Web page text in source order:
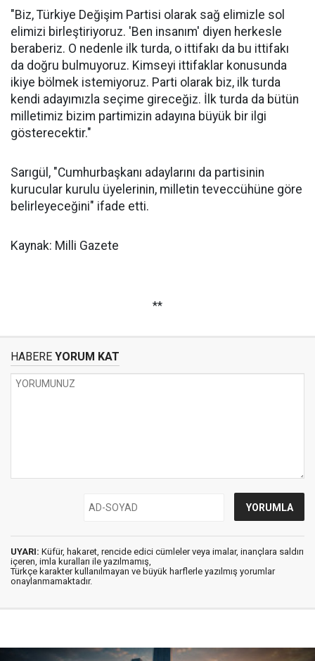
"Biz, Türkiye Değişim Partisi olarak sağ elimizle sol
elimizi birleştiriyoruz. 'Ben insanım' diyen herkesle
beraberiz. O nedenle ilk turda, o ittifakı da bu ittifakı
da doğru bulmuyoruz. Kimseyi ittifaklar konusunda
ikiye bölmek istemiyoruz. Parti olarak biz, ilk turda
kendi adayımızla seçime gireceğiz. İlk turda da bütün
milletimiz bizim partimizin adayına büyük bir ilgi
gösterecektir."
Sarıgül, "Cumhurbaşkanı adaylarını da partisinin
kurucular kurulu üyelerinin, milletin teveccühüne göre
belirleyeceğini" ifade etti.
Kaynak: Milli Gazete
**
HABERE YORUM KAT
UYARI: Küfür, hakaret, rencide edici cümleler veya imalar, inançlara saldırı
içeren, imla kuralları ile yazılmamış,
Türkçe karakter kullanılmayan ve büyük harflerle yazılmış yorumlar
onaylanmamaktadır.